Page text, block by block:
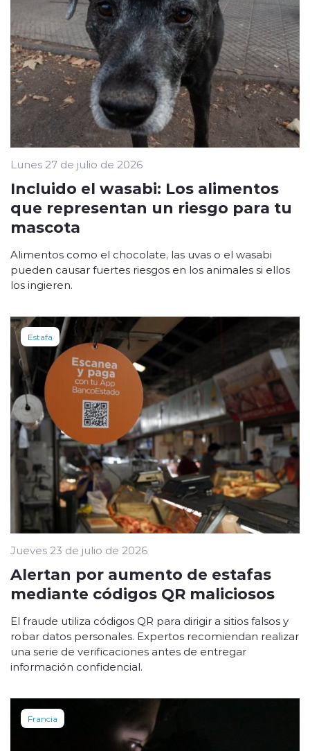
Lunes 27 de julio de 2026
Incluido el wasabi: Los alimentos
que representan un riesgo para tu
mascota
Alimentos como el chocolate, las uvas o el wasabi
pueden causar fuertes riesgos en los animales si ellos
los ingieren.
Estafa
Jueves 23 de julio de 2026
Alertan por aumento de estafas
mediante códigos QR maliciosos
El fraude utiliza códigos QR para dirigir a sitios falsos y
robar datos personales. Expertos recomiendan realizar
una serie de verificaciones antes de entregar
información confidencial.
Francia